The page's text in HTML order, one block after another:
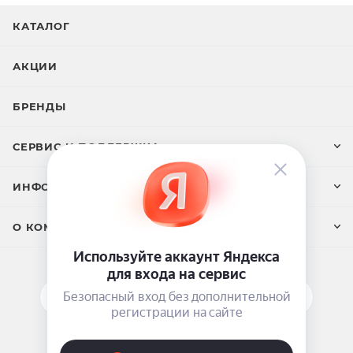
волоски по направлению роста волос. Повторите
процедуры используйте крем после шугаринга.
КАТАЛОГ
АКЦИИ
БРЕНДЫ
СЕРВИС И ПОДДЕРЖКА
ИНФОРМАЦИЯ
О КОМПАНИИ
ПОДПИСАТЬСЯ НА РАССЫЛКУ